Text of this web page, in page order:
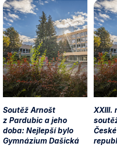
Soutěž Arnošt
z Pardubic a jeho
doba: Nejlepší bylo
Gymnázium Dašická
XXIII.